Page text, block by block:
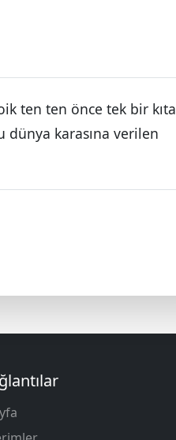
ten ten önce tek bir kıta
karasına verilen